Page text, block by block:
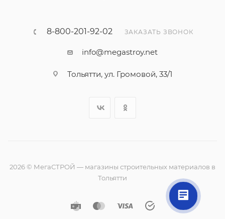
8-800-201-92-02 ЗАКАЗАТЬ ЗВОНОК
info@megastroy.net
Тольятти, ул. Громовой, 33/1
2026 © МегаСТРОЙ — магазины строительных материалов в
Тольятти